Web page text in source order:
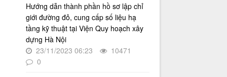
55-KH/ĐU
Kế hoạch Triển khai Phong trào
"Bình dân học vụ số"
Thời gian đăng: 02/06/2025
lượt xem: 624 | lượt tải:268
Hướng dẫn thành phần hồ sơ lập chỉ
giới đường đỏ, cung cấp số liệu hạ
tầng kỹ thuật tại Viện Quy hoạch xây
dựng Hà Nội
23/11/2023 06:23
10471
0